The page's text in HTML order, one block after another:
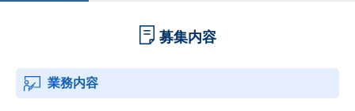
募集内容
業務内容